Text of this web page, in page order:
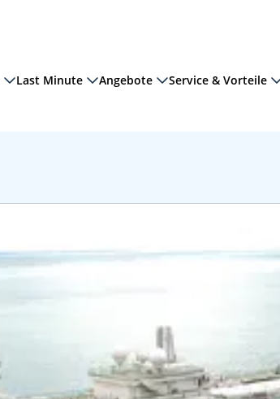
Last Minute Angebote Service & Vorteile